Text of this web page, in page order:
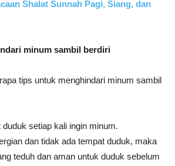
Shalat Sunnah Pagi, Siang, dan
minum sambil berdiri
tips untuk menghindari minum sambil
setiap kali ingin minum.
dan tidak ada tempat duduk, maka
teduh dan aman untuk duduk sebelum